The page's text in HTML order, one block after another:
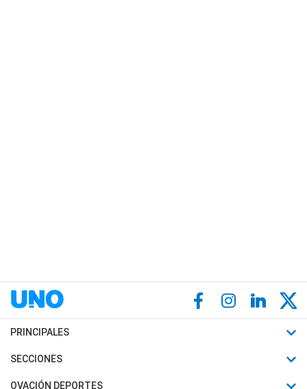
PRINCIPALES
Últimas Noticias
Política
SECCIONES
Horóscopo
OVACIÓN DEPORTES